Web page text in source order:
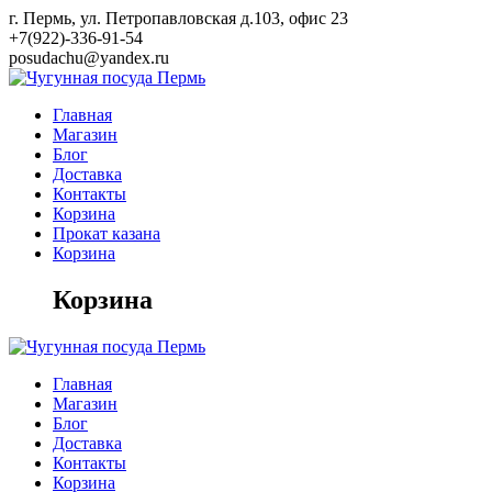
Skip
to
content
г. Пермь, ул. Петропавловская д.103, офис 23
+7(922)-336-91-54
posudachu@yandex.ru
Главная
Магазин
Блог
Доставка
Контакты
Корзина
Прокат казана
Корзина
Корзина
Главная
Магазин
Блог
Доставка
Контакты
Корзина